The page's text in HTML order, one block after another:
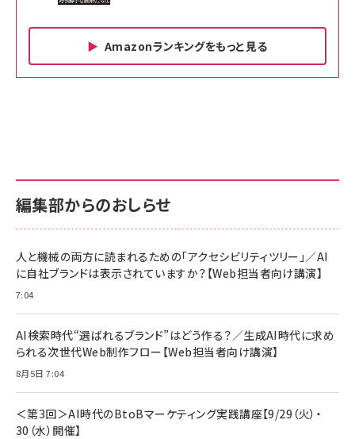
Amazonランキングをもっと見る
￥880
anan(アンアン)2026/06/24号 No.2500増
刊 スペシャルエディション[王道エンタメの矜
￥1,100
年後半、あなたの恋と運命／山田涼介]
￥880
内サポート正規品 メーカー保証5年
KLMEA128G
NIMASO ガラスフィルム iPhone 17 用 保護
止 貼りやすい ガイド枠付き いPhone17 (6.3
インチ) 対応 2枚セット DSP25F1698
￥1,599
【New】Amazon Fire TV Stick HD | 手軽にスト
レイヤー
￥6,980
Anker Soundcore P31i (Bluetooth 6.1) 【完
全ワイヤレスイヤホン/アクティブノイズキャンセリ
ング/マルチポイント接続 / 最大50時間再生 / PSE
内サポート正規品 メーカー保証5年
KLMEA128G
Amazon eギフトカード - Amazonロゴ - ク
￥5,000
ケーブル Anker絡まないケーブル 240W 結束バン
17 / 16 / 15 / Galaxy iPad Pro MacBook
Pro/Air 各種対応 (1.8m ミッドナイトブラック)
￥1,890
編集部からのおしらせ
人と機械の両方に読まれるための「アクセシビリティツリー」／AI
に自社ブランドは表示されていますか？【Web担当者向け講演】
7:04
AI検索時代“選ばれるブランド”はどう作る？／生成AI時代に求め
られる次世代Web制作フロー【Web担当者向け講演】
8月5日 7:04
＜第3回＞AI時代のBtoBマーケティング実践講座【9/29（火）・
30（水）開催】